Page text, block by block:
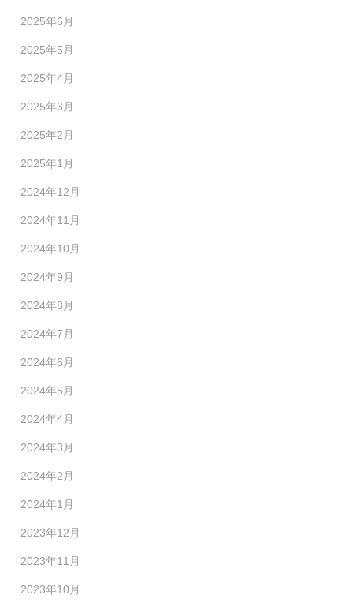
2025年6月
2025年5月
2025年4月
2025年3月
2025年2月
2025年1月
2024年12月
2024年11月
2024年10月
2024年9月
2024年8月
2024年7月
2024年6月
2024年5月
2024年4月
2024年3月
2024年2月
2024年1月
2023年12月
2023年11月
2023年10月